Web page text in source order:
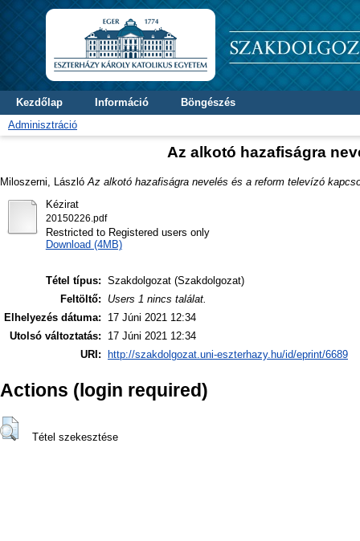
Kezdőlap Információ
Böngészés
Adminisztráció
Az alkotó hazafiságra
Miloszerni, László Az alkotó hazafiságra nevelés és a reform televízó
Kézirat
20150226.pdf
Restricted to Registered users only
Download (4MB)
Tétel típus: Szakdolgozat (Szakdolgozat)
Feltöltő:
Users 1 nincs találat.
Elhelyezés dátuma:
17 Júni 2021 12:34
Utolsó változtatás:
17 Júni 2021 12:34
URI:
http://szakdolgozat.uni-eszterhazy.hu/id/eprint/6689
Actions (login required)
Tétel szekesztése